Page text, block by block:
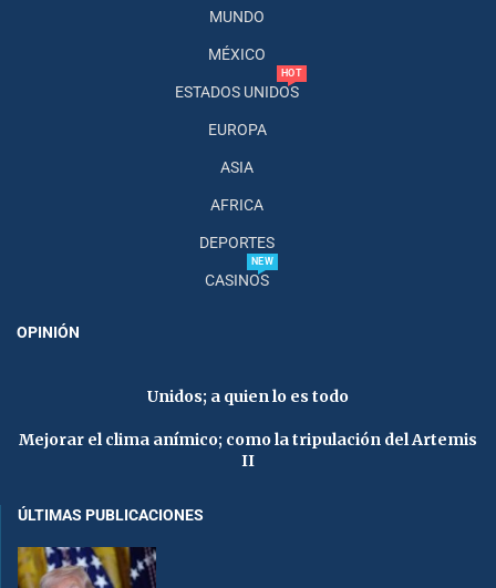
MUNDO
MÉXICO
ESTADOS UNIDOS
HOT
EUROPA
ASIA
AFRICA
DEPORTES
CASINOS
NEW
OPINIÓN
Unidos; a quien lo es todo
Mejorar el clima anímico; como la tripulación del Artemis
II
ÚLTIMAS PUBLICACIONES